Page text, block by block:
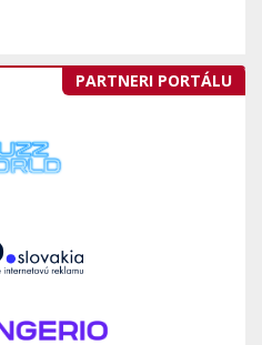
PARTNERI PORTÁLU